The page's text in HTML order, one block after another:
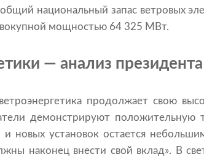
общий национальный запас ветровых
мощностью 64 325 МВт.
— анализ
продолжает свою
демонстрируют положительную
новых установок остается
наконец внести свой вклад». В